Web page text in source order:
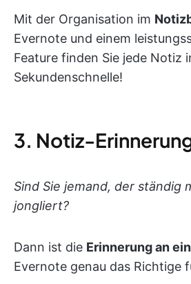
Mit der Organisation im
Evernote und einem
Feature finden Sie jede Notiz
Sekundenschnelle!
3. Notiz-
Sind Sie jemand, der ständig
jongliert?
Dann ist die Erinnerung an
Evernote genau das Richtige